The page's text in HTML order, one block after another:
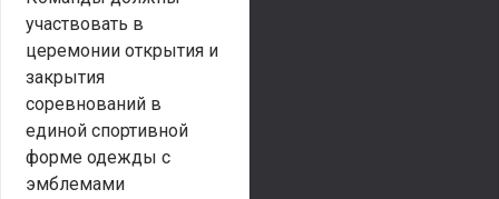
участвовать в
церемонии открытия и
закрытия
соревнований в
единой спортивной
форме одежды с
эмблемами